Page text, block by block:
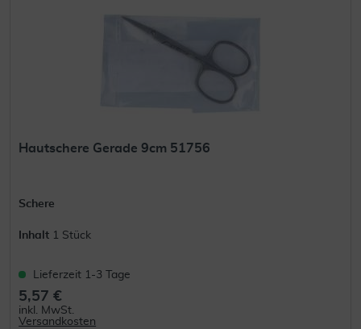
Hautschere Gerade 9cm 51756
Schere
Inhalt 1 Stück
Lieferzeit 1-3 Tage
5,57 €
inkl. MwSt.
Versandkosten